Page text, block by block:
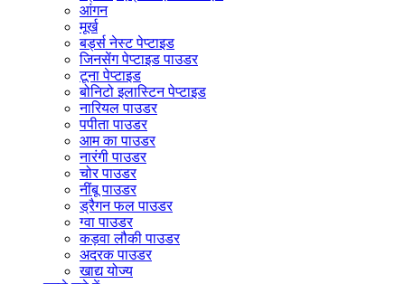
आंगन
मूर्ख
बर्ड्स नेस्ट पेप्टाइड
जिनसेंग पेप्टाइड पाउडर
टूना पेप्टाइड
बोनिटो इलास्टिन पेप्टाइड
नारियल पाउडर
पपीता पाउडर
आम का पाउडर
नारंगी पाउडर
चोर पाउडर
नींबू पाउडर
ड्रैगन फल पाउडर
ग्वा पाउडर
कड़वा लौकी पाउडर
अदरक पाउडर
खाद्य योज्य